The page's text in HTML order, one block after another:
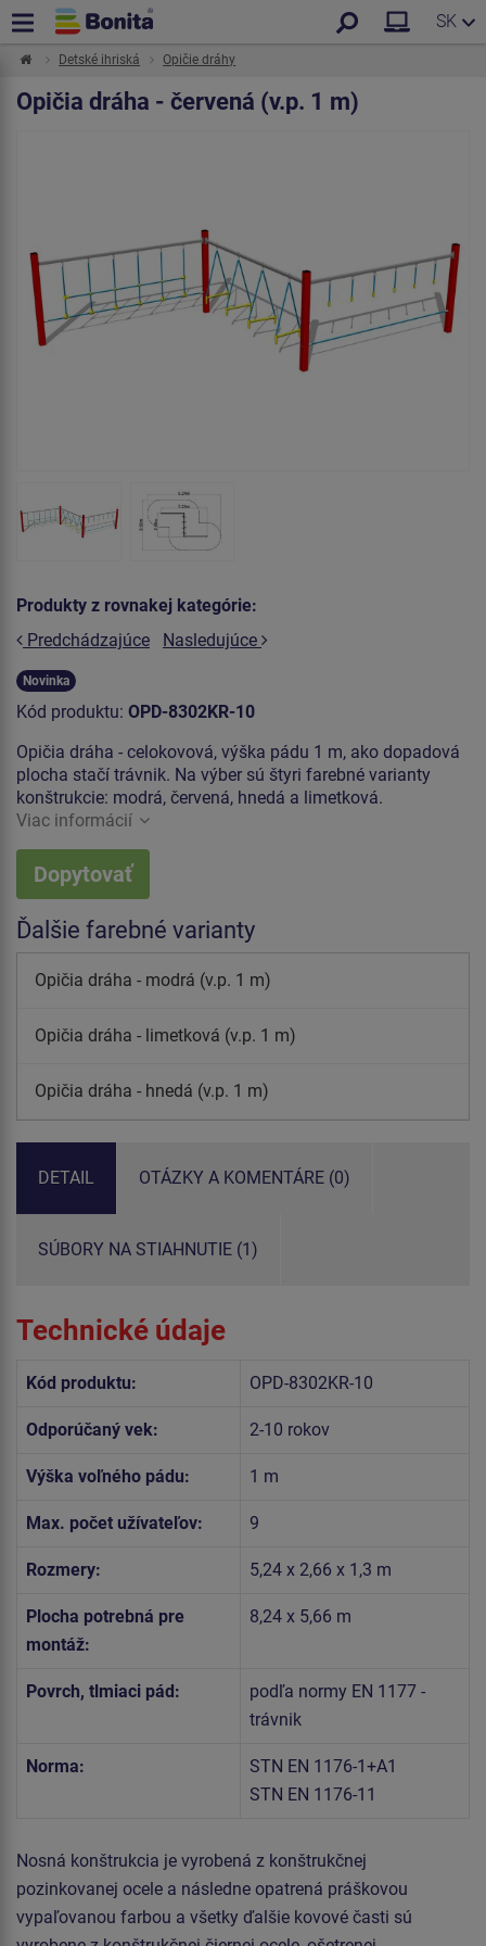
SK
Detské ihriská Opičie dráhy
Opičia dráha - červená (v.p. 1 m)
Produkty z rovnakej kategórie:
Predchádzajúce
Nasledujúce
Novinka
Kód produktu: OPD-8302KR-10
Opičia dráha - celokovová, výška pádu 1 m, ako dopadová
plocha stačí trávnik. Na výber sú štyri farebné varianty
konštrukcie: modrá, červená, hnedá a limetková.
Viac informácií
Dopytovať
Ďalšie farebné varianty
Opičia dráha - modrá (v.p. 1 m)
Opičia dráha - limetková (v.p. 1 m)
Opičia dráha - hnedá (v.p. 1 m)
DETAIL OTÁZKY A KOMENTÁRE (0)
SÚBORY NA STIAHNUTIE (1)
Technické údaje
Kód produktu: OPD-8302KR-10
Odporúčaný vek: 2-10 rokov
Výška voľného pádu: 1 m
Max. počet užívateľov: 9
Rozmery: 5,24 x 2,66 x 1,3 m
Plocha potrebná pre
montáž:
8,24 x 5,66 m
Povrch, tlmiaci pád:
podľa normy EN 1177 -
trávnik
Norma:
STN EN 1176-1+A1
STN EN 1176-11
Nosná konštrukcia je vyrobená z konštrukčnej
pozinkovanej ocele a následne opatrená práškovou
vypaľovanou farbou a všetky ďalšie kovové časti sú